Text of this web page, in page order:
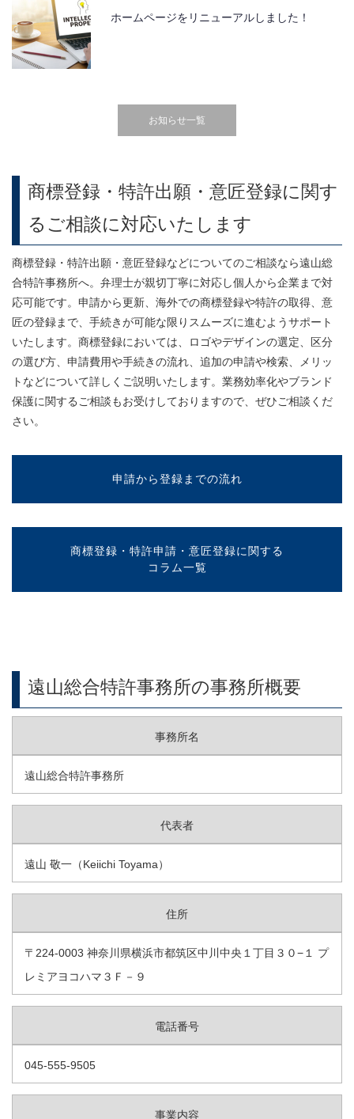
ホームページをリニューアルしました！
お知らせ一覧
商標登録・特許出願・意匠登録に関す
るご相談に対応いたします
商標登録・特許出願・意匠登録などについてのご相談なら遠山総
合特許事務所へ。弁理士が親切丁寧に対応し個人から企業まで対
応可能です。申請から更新、海外での商標登録や特許の取得、意
匠の登録まで、手続きが可能な限りスムーズに進むようサポート
いたします。商標登録においては、ロゴやデザインの選定、区分
の選び方、申請費用や手続きの流れ、追加の申請や検索、メリッ
トなどについて詳しくご説明いたします。業務効率化やブランド
保護に関するご相談もお受けしておりますので、ぜひご相談くだ
さい。
申請から登録までの流れ
商標登録・特許申請・意匠登録に関する
コラム一覧
遠山総合特許事務所の事務所概要
事務所名
遠山総合特許事務所
代表者
遠山 敬一（Keiichi Toyama）
住所
〒224-0003 神奈川県横浜市都筑区中川中央１丁目３０−１ プ
レミアヨコハマ３Ｆ－９
電話番号
045-555-9505
事業内容